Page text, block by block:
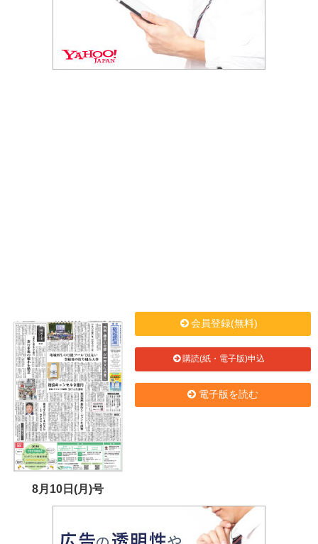
8月10日(月)号
会員登録(無料)
購読(紙・電子版)申込
電子版を読む